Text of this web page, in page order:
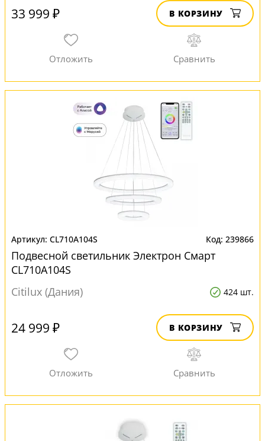
33 999 ₽ В КОРЗИНУ
CL710A104S 239866
Подвесной светильник Электрон Смарт
CL710A104S
Citilux (Дания)
424 шт.
24 999 ₽ В КОРЗИНУ